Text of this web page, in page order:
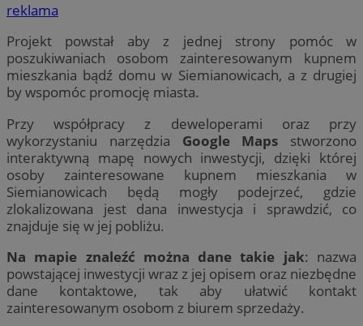
reklama
Projekt powstał aby z jednej strony pomóc w
poszukiwaniach osobom zainteresowanym kupnem
mieszkania bądź domu w Siemianowicach, a z drugiej
by wspomóc promocję miasta.
Przy współpracy z deweloperami oraz przy
wykorzystaniu narzędzia Google Maps stworzono
interaktywną mapę nowych inwestycji, dzięki której
osoby zainteresowane kupnem mieszkania w
Siemianowicach będą mogły podejrzeć, gdzie
zlokalizowana jest dana inwestycja i sprawdzić, co
znajduje się w jej pobliżu.
Na mapie znaleźć można dane takie jak: nazwa
powstającej inwestycji wraz z jej opisem oraz niezbędne
dane kontaktowe, tak aby ułatwić kontakt
zainteresowanym osobom z biurem sprzedaży.